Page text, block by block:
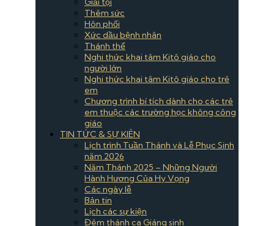
Thêm sức
Hôn phối
Xức dầu bệnh nhân
Thánh thể
Nghi thức khai tâm Kitô giáo cho
người lớn
Nghi thức khai tâm Kitô giáo cho trẻ
em
Chương trình bí tích dành cho các trẻ
em thuộc các trường học không công
giáo
TIN TỨC & SỰ KIÊN
Lịch trình Tuần Thánh và Lễ Phục Sinh
năm 2026
Năm Thánh 2025 – Những Người
Hành Hương Của Hy Vọng
Các ngày lễ
Bản tin
Lịch các sự kiện
Đêm thánh ca Giáng sinh